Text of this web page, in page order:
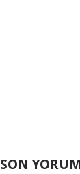
SON